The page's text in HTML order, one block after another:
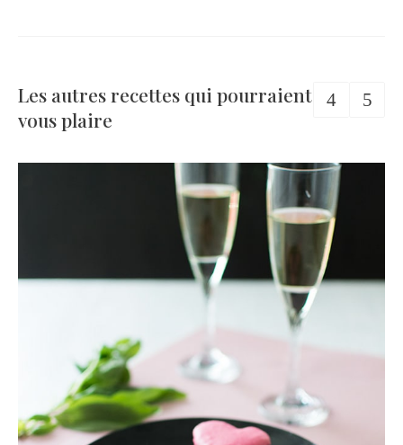
Les autres recettes qui pourraient
vous plaire